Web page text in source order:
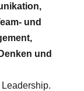
und
und